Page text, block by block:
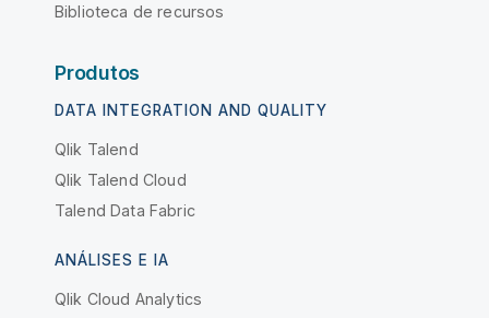
Biblioteca de recursos
Produtos
DATA INTEGRATION AND QUALITY
Qlik Talend
Qlik Talend Cloud
Talend Data Fabric
ANÁLISES E IA
Qlik Cloud Analytics